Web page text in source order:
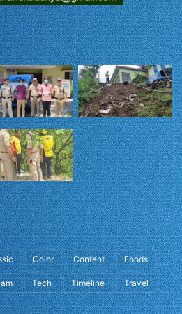
Color Content Foods
Tech Timeline Travel